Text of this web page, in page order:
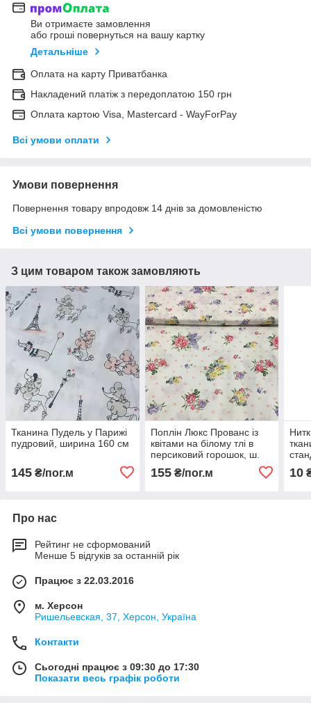
Ви отримаєте замовлення
або гроші повернуться на вашу картку
Детальніше
Оплата на карту Приватбанка
Накладений платіж з передоплатою 150 грн
Оплата картою Visa, Mastercard - WayForPay
Всі умови оплати
Умови повернення
Повернення товару впродовж 14 днів за домовленістю
Всі умови повернення
З цим товаром також замовляють
Тканина Пудель у Парижі
пудровий, ширина 160 см
145 ₴/пог.м
Поплін Люкс Прованс із
квітами на білому тлі в
персиковий горошок, ш.
155₴/пог.м 10
Про нас
Рейтинг не сформований
Менше 5 відгуків за останній рік
Працює з 22.03.2016
м. Херсон
Ришельевская, 37, Херсон, Україна
Контакти
Сьогодні працює з 09:30 до 17:30
Показати весь графік роботи